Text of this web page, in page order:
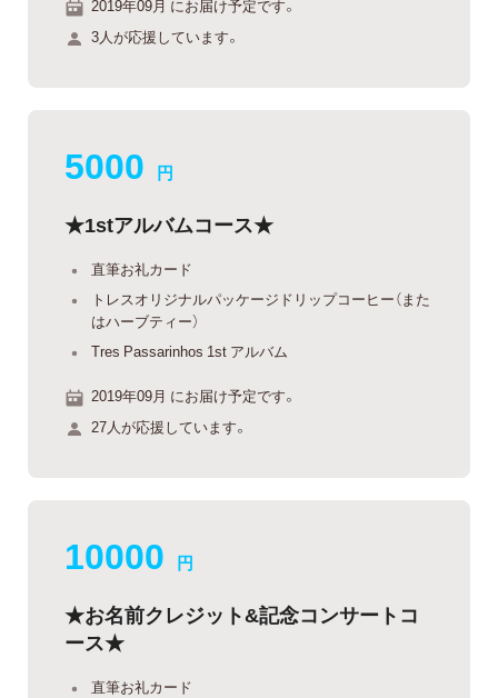
2019年09月 にお届け予定です。
3人が応援しています。
5000 円
★1stアルバムコース★
直筆お礼カード
トレスオリジナルパッケージドリップコーヒー（また
はハーブティー）
Tres Passarinhos 1st アルバム
2019年09月 にお届け予定です。
27人が応援しています。
10000 円
★お名前クレジット&記念コンサートコ
ース★
直筆お礼カード